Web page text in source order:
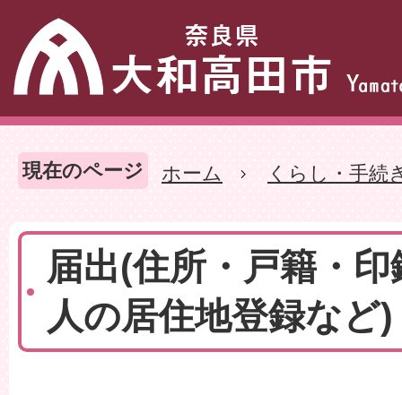
現在のページ ホーム くらし・手続
届出(住所・戸籍・
人の居住地登録など)